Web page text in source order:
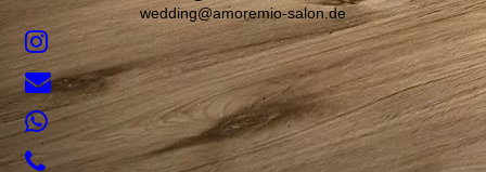
wedding@amoremio-salon.de